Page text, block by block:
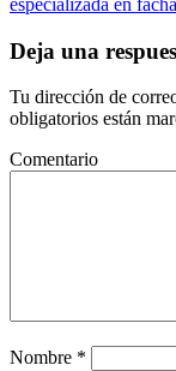
especializada en
Deja una
Tu dirección de
obligatorios están
Comentario
Nombre *